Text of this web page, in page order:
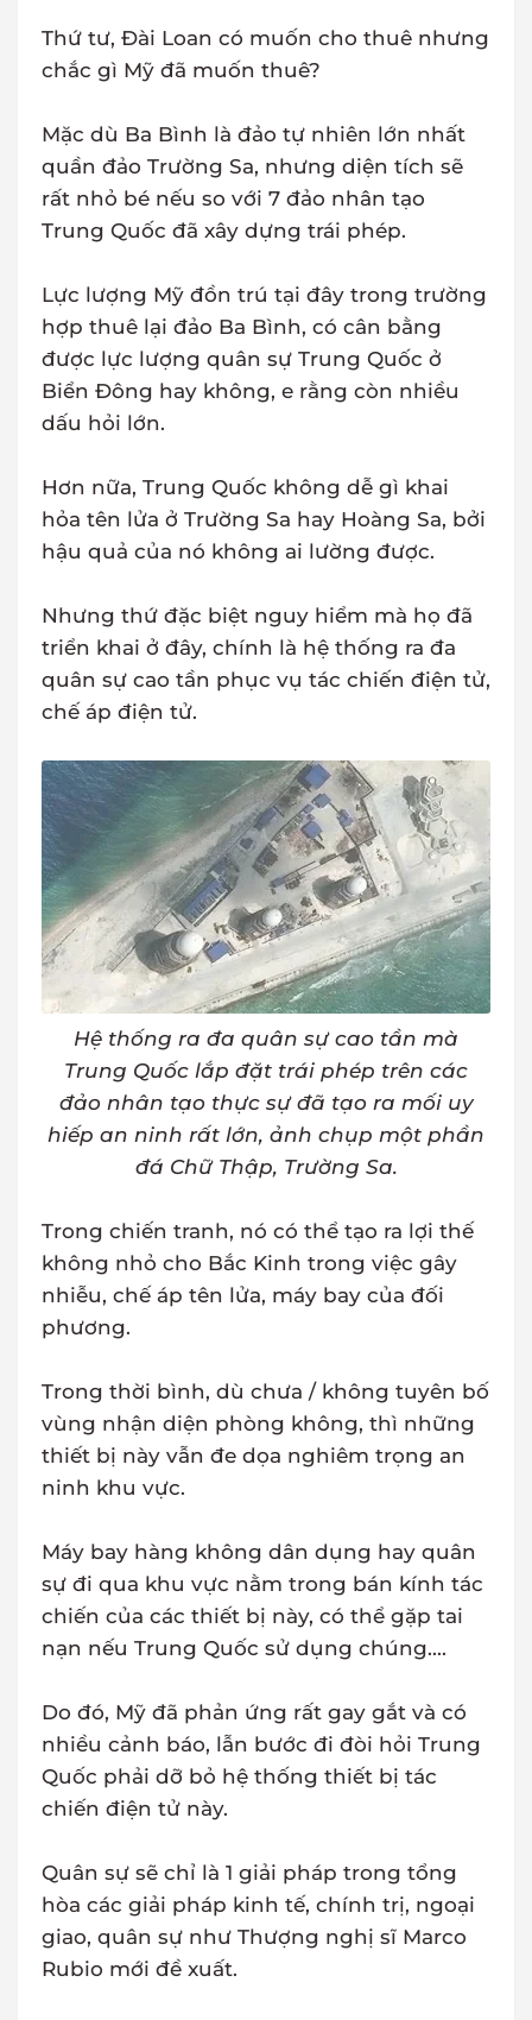
Thứ tư, Đài Loan có muốn cho thuê nhưng
chắc gì Mỹ đã muốn thuê?
Mặc dù Ba Bình là đảo tự nhiên lớn nhất
quần đảo Trường Sa, nhưng diện tích sẽ
rất nhỏ bé nếu so với 7 đảo nhân tạo
Trung Quốc đã xây dựng trái phép.
Lực lượng Mỹ đồn trú tại đây trong trường
hợp thuê lại đảo Ba Bình, có cân bằng
được lực lượng quân sự Trung Quốc ở
Biển Đông hay không, e rằng còn nhiều
dấu hỏi lớn.
Hơn nữa, Trung Quốc không dễ gì khai
hỏa tên lửa ở Trường Sa hay Hoàng Sa, bởi
hậu quả của nó không ai lường được.
Nhưng thứ đặc biệt nguy hiểm mà họ đã
triển khai ở đây, chính là hệ thống ra đa
quân sự cao tần phục vụ tác chiến điện tử,
chế áp điện tử.
Hệ thống ra đa quân sự cao tần mà
Trung Quốc lắp đặt trái phép trên các
đảo nhân tạo thực sự đã tạo ra mối uy
hiếp an ninh rất lớn, ảnh chụp một phần
đá Chữ Thập, Trường Sa.
Trong chiến tranh, nó có thể tạo ra lợi thế
không nhỏ cho Bắc Kinh trong việc gây
nhiễu, chế áp tên lửa, máy bay của đối
phương.
Trong thời bình, dù chưa / không tuyên bố
vùng nhận diện phòng không, thì những
thiết bị này vẫn đe dọa nghiêm trọng an
ninh khu vực.
Máy bay hàng không dân dụng hay quân
sự đi qua khu vực nằm trong bán kính tác
chiến của các thiết bị này, có thể gặp tai
nạn nếu Trung Quốc sử dụng chúng....
Do đó, Mỹ đã phản ứng rất gay gắt và có
nhiều cảnh báo, lẫn bước đi đòi hỏi Trung
Quốc phải dỡ bỏ hệ thống thiết bị tác
chiến điện tử này.
Quân sự sẽ chỉ là 1 giải pháp trong tổng
hòa các giải pháp kinh tế, chính trị, ngoại
giao, quân sự như Thượng nghị sĩ Marco
Rubio mới đề xuất.